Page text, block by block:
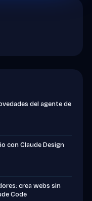
del agente de
con Claude Design
crea webs sin
Code